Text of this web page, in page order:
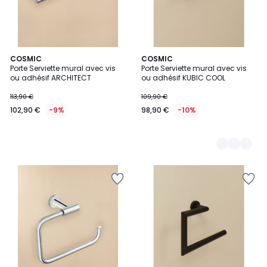
COSMIC
Porte Serviette mural avec vis
ou adhésif ARCHITECT
113,90 €
102,90 € -9%
COSMIC
Porte Serviette mural avec vis
ou adhésif KUBIC COOL
109,90 €
98,90 € -10%
2
Couleurs